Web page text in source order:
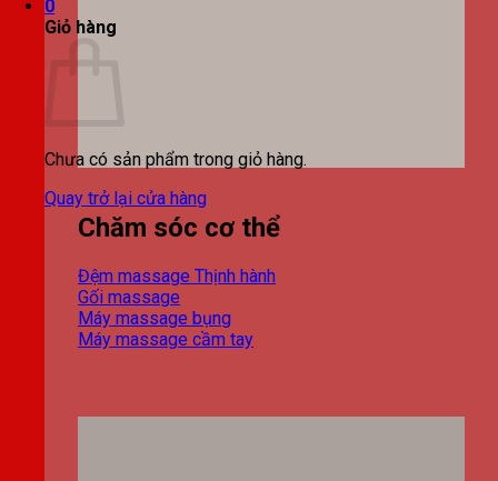
0
Giỏ hàng
Chưa có sản phẩm trong giỏ hàng.
Quay trở lại cửa hàng
Chăm sóc cơ thể
Đệm massage
Gối massage
Máy massage bụng
Máy massage cầm tay